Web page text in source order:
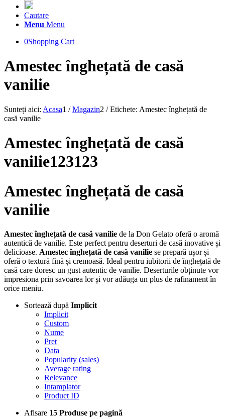
Cautare
Menu Menu
0Shopping Cart
Amestec înghețată de casă
vanilie
Sunteți aici: Acasa1 / Magazin2 / Etichete: Amestec înghețată de
casă vanilie
Amestec înghețată de casă
vanilie123123
Amestec înghețată de casă
vanilie
Amestec înghețată de casă vanilie de la Don Gelato oferă o aromă
autentică de vanilie. Este perfect pentru deserturi de casă inovative și
delicioase. Amestec înghețată de casă vanilie se prepară ușor și
oferă o textură fină și cremoasă. Ideal pentru iubitorii de înghețată de
casă care doresc un gust autentic de vanilie. Deserturile obținute vor
impresiona prin savoarea lor și vor adăuga un plus de rafinament în
orice meniu.
Sortează după Implicit
Implicit
Custom
Nume
Pret
Data
Popularity (sales)
Average rating
Relevance
Intamplator
Product ID
Afisare 15 Produse pe pagină